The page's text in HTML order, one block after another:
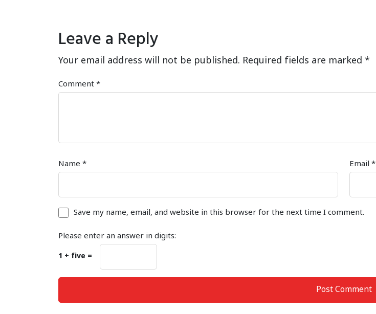
Leave a Reply
Your email address will not be published. Required fields are marked *
Comment *
Name * Email*
Save my name, email, and website in this browser for the next time I comment.
Please enter an answer in digits:
1 + five =